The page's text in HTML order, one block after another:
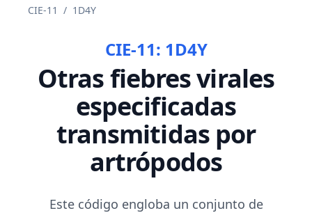
CIE-11 / 1D4Y
CIE-11: 1D4Y
Otras fiebres virales
especificadas
transmitidas por
artrópodos
Este código engloba un conjunto de